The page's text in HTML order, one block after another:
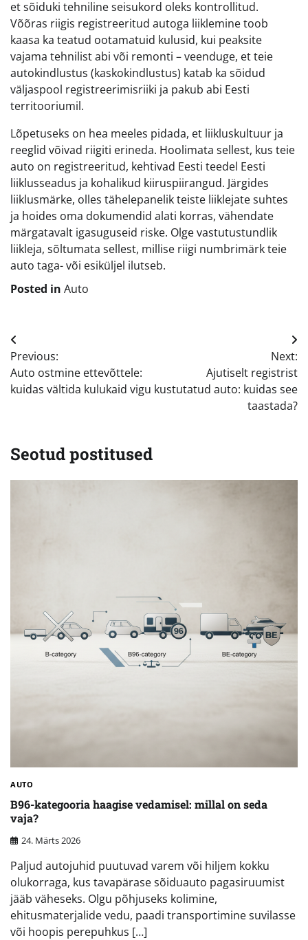
et sõiduki tehniline seisukord oleks kontrollitud.
Võõras riigis registreeritud autoga liiklemine toob
kaasa ka teatud ootamatuid kulusid, kui peaksite
vajama tehnilist abi või remonti – veenduge, et teie
autokindlustus (kaskokindlustus) katab ka sõidud
väljaspool registreerimisriiki ja pakub abi Eesti
territooriumil.
Lõpetuseks on hea meeles pidada, et liikluskultuur ja
reeglid võivad riigiti erineda. Hoolimata sellest, kus teie
auto on registreeritud, kehtivad Eesti teedel Eesti
liiklusseadus ja kohalikud kiiruspiirangud. Järgides
liiklusmärke, olles tähelepanelik teiste liiklejate suhtes
ja hoides oma dokumendid alati korras, vähendate
märgatavalt igasuguseid riske. Olge vastutustundlik
liikleja, sõltumata sellest, millise riigi numbrimärk teie
auto taga- või esiküljel ilutseb.
Posted in Auto
Navigeerimine
Previous:
Auto ostmine ettevõttele:
kuidas vältida kulukaid vigu
Next:
Ajutiselt registrist
kustutatud auto: kuidas see
taastada?
Seotud postitused
AUTO
B96-kategooria haagise vedamisel: millal on seda
vaja?
24. Märts 2026
Paljud autojuhid puutuvad varem või hiljem kokku
olukorraga, kus tavapärase sõiduauto pagasiruumist
jääb väheseks. Olgu põhjuseks kolimine,
ehitusmaterjalide vedu, paadi transportimine suvilasse
või hoopis perepuhkus […]